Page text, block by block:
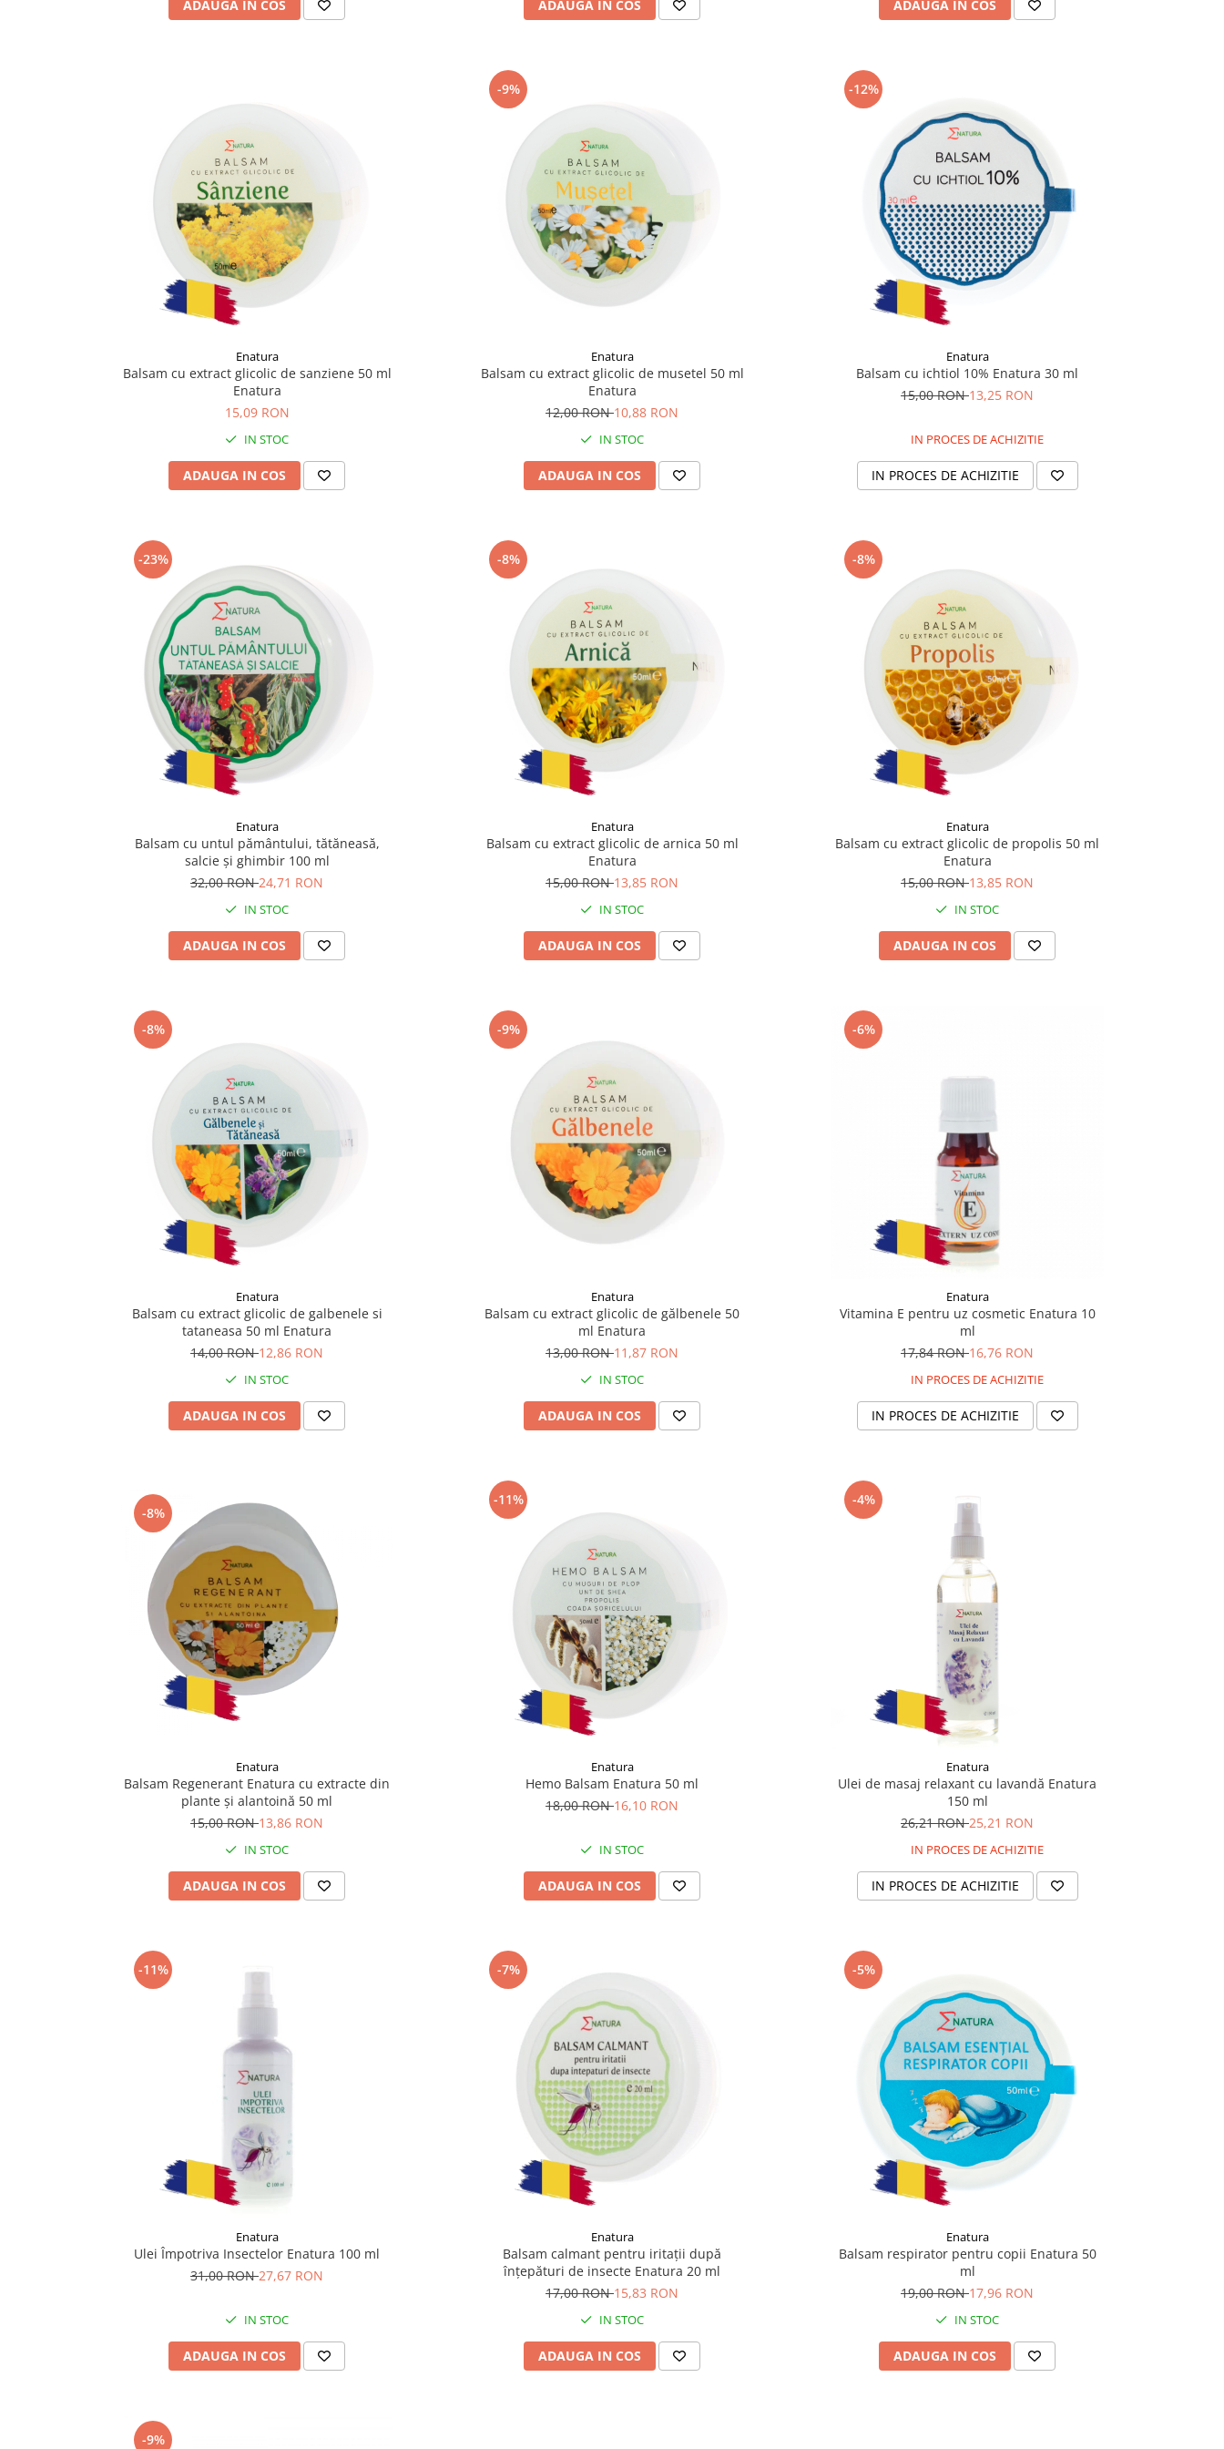
ADAUGA IN COS ADAUGA IN COS ADAUGA IN COS
Enatura
Balsam cu extract glicolic de sanziene 50 ml
Enatura
15,09 RON
IN STOC
ADAUGA IN COS
-9%
Enatura
Balsam cu extract glicolic de musetel 50 ml
Enatura
12,00 RON10,88 RON
IN STOC
ADAUGA IN COS
-12%
Enatura
Balsam cu ichtiol 10% Enatura 30 ml
15,00 RON13,25 RON
IN PROCES DE ACHIZITIE
IN PROCES DE ACHIZITIE
-23%
Enatura
Balsam cu untul pământului, tătăneasă,
salcie și ghimbir 100 ml
32,00 RON24,71 RON
IN STOC
ADAUGA IN COS
-8%
Enatura
Balsam cu extract glicolic de arnica 50 ml
Enatura
15,00 RON13,85 RON
IN STOC
ADAUGA IN COS
-8%
Enatura
Balsam cu extract glicolic de propolis 50 ml
Enatura
15,00 RON13,85 RON
IN STOC
ADAUGA IN COS
-8%
Enatura
Balsam cu extract glicolic de galbenele si
tataneasa 50 ml Enatura
14,00 RON12,86 RON
IN STOC
ADAUGA IN COS
-9%
Enatura
Balsam cu extract glicolic de gălbenele 50
ml Enatura
13,00 RON11,87 RON
IN STOC
ADAUGA IN COS
-6%
Enatura
Vitamina E pentru uz cosmetic Enatura 10
ml
17,84 RON16,76 RON
IN PROCES DE ACHIZITIE
IN PROCES DE ACHIZITIE
-8%
Enatura
Balsam Regenerant Enatura cu extracte din
plante și alantoină 50 ml
15,00 RON13,86 RON
IN STOC
ADAUGA IN COS
-11%
Enatura
Hemo Balsam Enatura 50 ml
18,00 RON16,10 RON
IN STOC
ADAUGA IN COS
-4%
Enatura
Ulei de masaj relaxant cu lavandă Enatura
150 ml
26,21 RON25,21 RON
IN PROCES DE ACHIZITIE
IN PROCES DE ACHIZITIE
-11%
Enatura
Ulei Împotriva Insectelor Enatura 100 ml
31,00 RON27,67 RON
IN STOC
ADAUGA IN COS
-7%
Enatura
Balsam calmant pentru iritații după
înțepături de insecte Enatura 20 ml
17,00 RON15,83 RON
IN STOC
ADAUGA IN COS
-5%
Enatura
Balsam respirator pentru copii Enatura 50
ml
19,00 RON17,96 RON
IN STOC
ADAUGA IN COS
-9%